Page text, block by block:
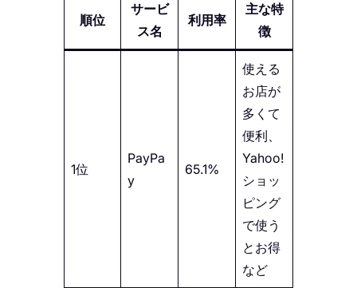
順位
サービ
ス名
利用率
主な特
徴
1位
PayPa
y
65.1%
使える
お店が
多くて
便利、
Yahoo!
ショッ
ピング
で使う
とお得
など